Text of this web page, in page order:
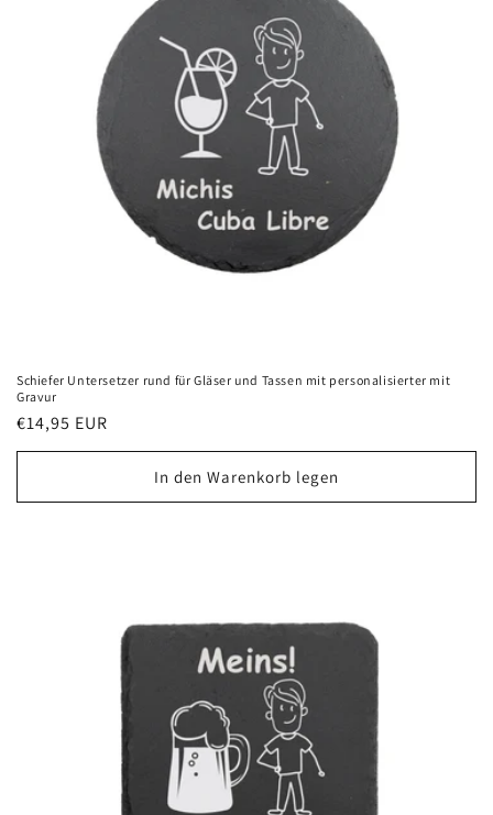
Schiefer Untersetzer rund für Gläser und Tassen mit personalisierter mit
Gravur
Normaler
Preis
€14,95 EUR
In den Warenkorb legen